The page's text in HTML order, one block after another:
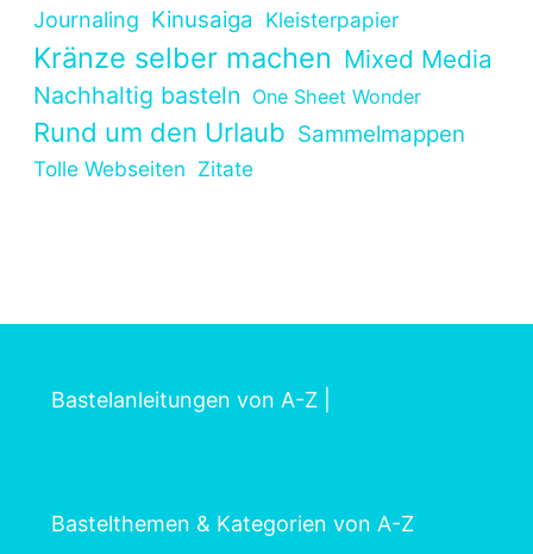
Journaling Kinusaiga Kleisterpapier
Kränze selber machen Mixed Media
Nachhaltig basteln One Sheet Wonder
Rund um den Urlaub Sammelmappen
Tolle Webseiten Zitate
Bastelanleitungen von A-Z
Bastelthemen & Kategorien von A-Z